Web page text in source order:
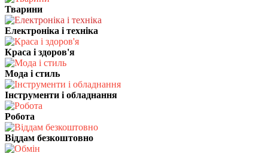
Тварини
Електроніка і техніка
Краса і здоров'я
Мода і стиль
Інструменти і обладнання
Робота
Віддам безкоштовно